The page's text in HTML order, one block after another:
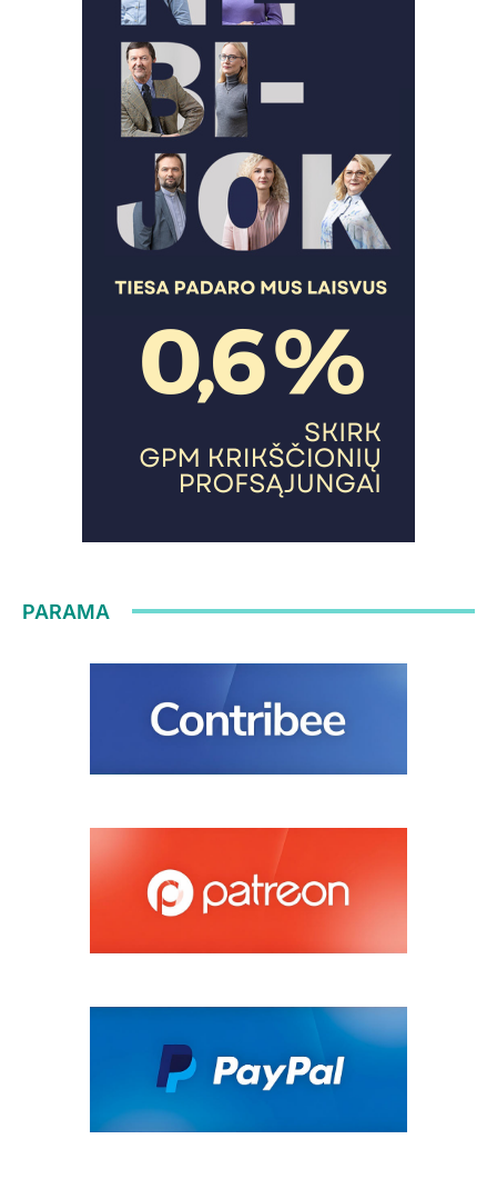
PARAMA